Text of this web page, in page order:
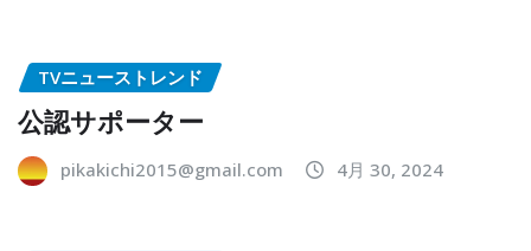
TVニューストレンド
公認サポーター
pikakichi2015@gmail.com 4月 30, 2024